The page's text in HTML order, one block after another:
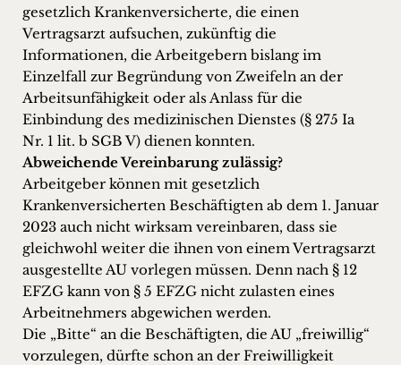
gesetzlich Krankenversicherte, die einen
Vertragsarzt aufsuchen, zukünftig die
Informationen, die Arbeitgebern bislang im
Einzelfall zur Begründung von Zweifeln an der
Arbeitsunfähigkeit oder als Anlass für die
Einbindung des medizinischen Dienstes (§ 275 Ia
Nr. 1 lit. b SGB V) dienen konnten.
Abweichende Vereinbarung zulässig?
Arbeitgeber können mit gesetzlich
Krankenversicherten Beschäftigten ab dem 1. Januar
2023 auch nicht wirksam vereinbaren, dass sie
gleichwohl weiter die ihnen von einem Vertragsarzt
ausgestellte AU vorlegen müssen. Denn nach § 12
EFZG kann von § 5 EFZG nicht zulasten eines
Arbeitnehmers abgewichen werden.
Die „Bitte“ an die Beschäftigten, die AU „freiwillig“
vorzulegen, dürfte schon an der Freiwilligkeit